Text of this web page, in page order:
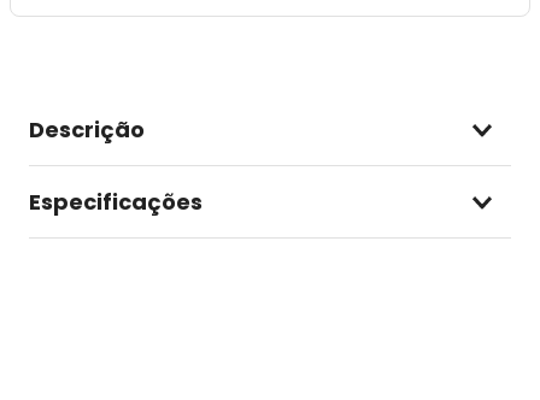
Descrição
Especificações